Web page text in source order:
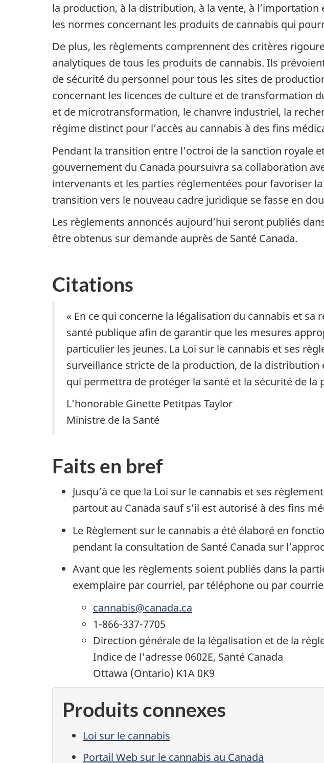
la production, à la distribution, à la vente, à
les normes concernant les produits de cannabis qui
De plus, les règlements comprennent des critères
analytiques de tous les produits de cannabis. Ils
de sécurité du personnel pour tous les sites de
concernant les licences de culture et de transformation
et de microtransformation, le chanvre industriel, la
régime distinct pour l’accès au cannabis à des fins
Pendant la transition entre l’octroi de la sanction royale
gouvernement du Canada poursuivra sa collaboration
intervenants et les parties réglementées pour favoriser
transition vers le nouveau cadre juridique se fasse en
Les règlements annoncés aujourd’hui seront publiés
être obtenus sur demande auprès de Santé Canada.
Citations
« En ce qui concerne la légalisation du cannabis et
santé publique afin de garantir que les mesures
particulier les jeunes. La Loi sur le cannabis et ses
surveillance stricte de la production, de la
qui permettra de protéger la santé et la sécurité de la
L’honorable Ginette Petitpas Taylor
Ministre de la Santé
Faits en bref
Jusqu’à ce que la Loi sur le cannabis et ses
partout au Canada sauf s’il est autorisé à des fins
Le Règlement sur le cannabis a été élaboré en
pendant la consultation de Santé Canada sur
Avant que les règlements soient publiés dans la
exemplaire par courriel, par téléphone ou par
cannabis@canada.ca
1-866-337-7705
Direction générale de la légalisation et de la
Indice de l'adresse 0602E, Santé Canada
Ottawa (Ontario) K1A 0K9
Produits connexes
Loi sur le cannabis
Portail Web sur le cannabis au Canada